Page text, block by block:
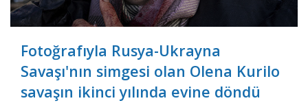
Fotoğrafıyla Rusya-Ukrayna
Savaşı'nın simgesi olan Olena Kurilo
savaşın ikinci yılında evine döndü